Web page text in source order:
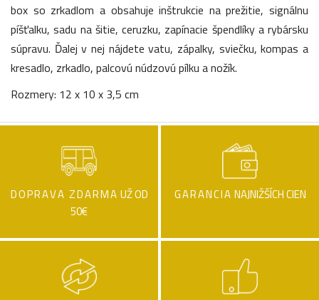
box so zrkadlom a obsahuje inštrukcie na prežitie, signálnu
píšťalku, sadu na šitie, ceruzku, zapínacie špendlíky a rybársku
súpravu. Ďalej v nej nájdete vatu, zápalky, sviečku, kompas a
kresadlo, zrkadlo, palcovú núdzovú pílku a nožík.
Rozmery: 12 x 10 x 3,5 cm
DOPRAVA ZDARMA UŽ OD
50€
GARANCIA NAJNIŽŠÍCH CIEN